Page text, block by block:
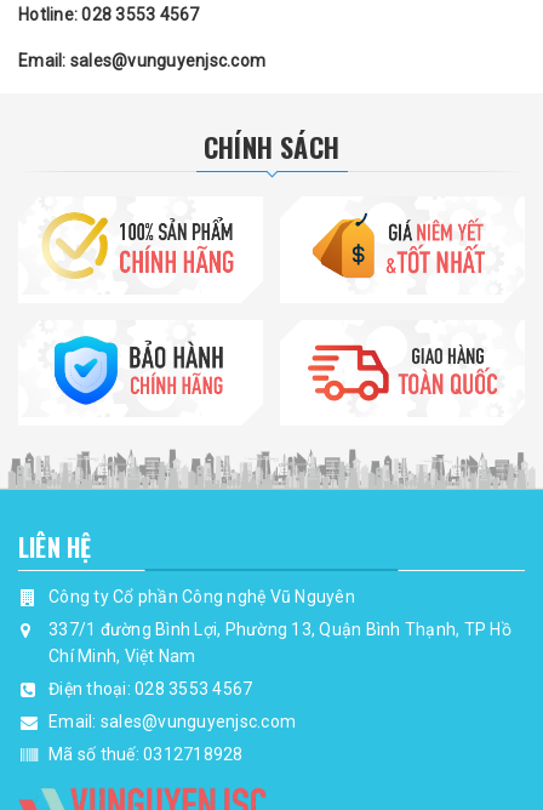
Hotline: 028 3553 4567
Email: sales@vunguyenjsc.com
CHÍNH SÁCH
LIÊN HỆ
Công ty Cổ phần Công nghệ Vũ Nguyên
337/1 đường Bình Lợi, Phường 13, Quận Bình Thạnh, TP Hồ
Chí Minh, Việt Nam
Điện thoại: 028 3553 4567
Email: sales@vunguyenjsc.com
Mã số thuế: 0312718928